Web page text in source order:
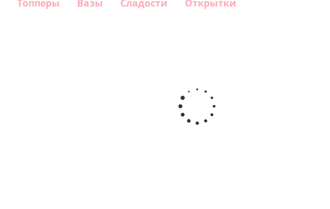
Топперы Вазы Сладости Открытки
гелиевый
цифра 1
(40х102